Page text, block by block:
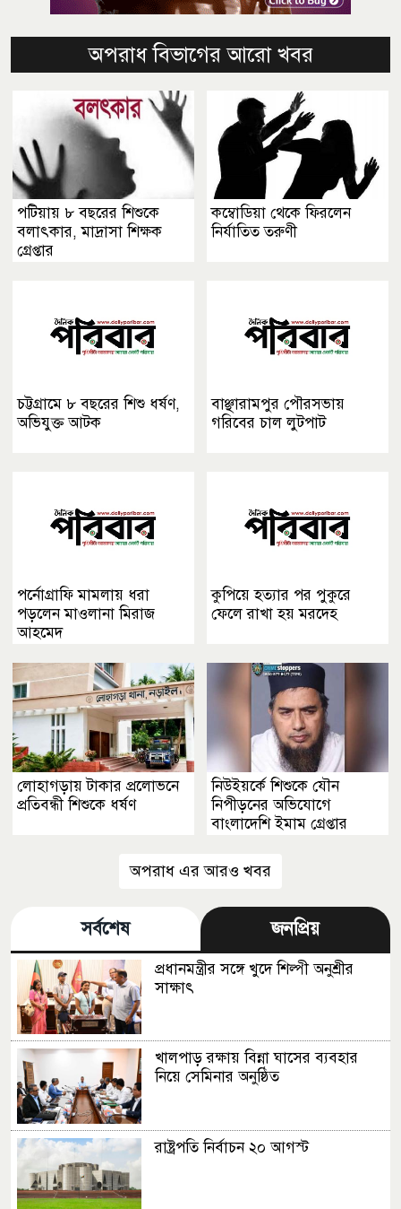
অপরাধ বিভাগের আরো খবর
পটিয়ায় ৮ বছরের শিশুকে
বলাৎকার, মাদ্রাসা শিক্ষক
গ্রেপ্তার
কম্বোডিয়া থেকে ফিরলেন
নির্যাতিত তরুণী
চট্টগ্রামে ৮ বছরের শিশু ধর্ষণ,
অভিযুক্ত আটক
বাঞ্ছারামপুর পৌরসভায়
গরিবের চাল লুটপাট
পর্নোগ্রাফি মামলায় ধরা
পড়লেন মাওলানা মিরাজ
আহমেদ
কুপিয়ে হত্যার পর পুকুরে
ফেলে রাখা হয় মরদেহ
লোহাগড়ায় টাকার প্রলোভনে
প্রতিবন্ধী শিশুকে ধর্ষণ
নিউইয়র্কে শিশুকে যৌন
নিপীড়নের অভিযোগে
বাংলাদেশি ইমাম গ্রেপ্তার
অপরাধ এর আরও খবর
সর্বশেষ জনপ্রিয়
প্রধানমন্ত্রীর সঙ্গে খুদে শিল্পী অনুশ্রীর
সাক্ষাৎ
খালপাড় রক্ষায় বিন্না ঘাসের ব্যবহার
নিয়ে সেমিনার অনুষ্ঠিত
রাষ্ট্রপতি নির্বাচন ২০ আগস্ট